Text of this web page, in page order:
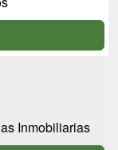
Inmobiliarias